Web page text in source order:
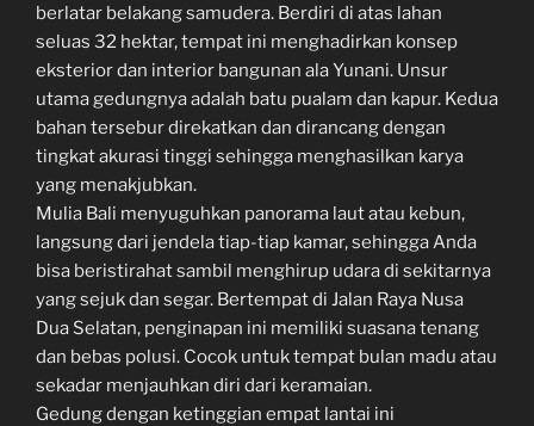
berlatar belakang samudera. Berdiri di atas lahan
seluas 32 hektar, tempat ini menghadirkan konsep
eksterior dan interior bangunan ala Yunani. Unsur
utama gedungnya adalah batu pualam dan kapur. Kedua
bahan tersebur direkatkan dan dirancang dengan
tingkat akurasi tinggi sehingga menghasilkan karya
yang menakjubkan.
Mulia Bali menyuguhkan panorama laut atau kebun,
langsung dari jendela tiap-tiap kamar, sehingga Anda
bisa beristirahat sambil menghirup udara di sekitarnya
yang sejuk dan segar. Bertempat di Jalan Raya Nusa
Dua Selatan, penginapan ini memiliki suasana tenang
dan bebas polusi. Cocok untuk tempat bulan madu atau
sekadar menjauhkan diri dari keramaian.
Gedung dengan ketinggian empat lantai ini